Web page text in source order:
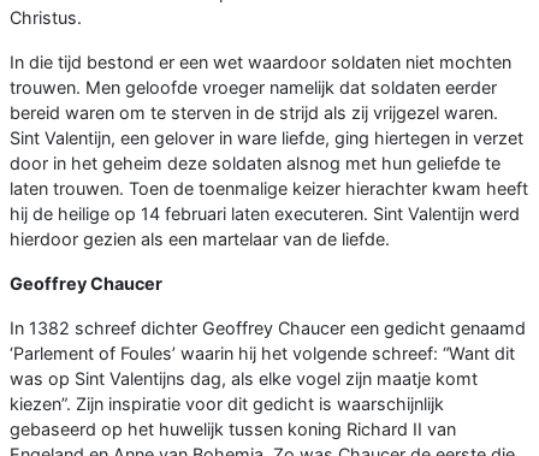
Christus.
In die tijd bestond er een wet waardoor soldaten niet mochten
trouwen. Men geloofde vroeger namelijk dat soldaten eerder
bereid waren om te sterven in de strijd als zij vrijgezel waren.
Sint Valentijn, een gelover in ware liefde, ging hiertegen in verzet
door in het geheim deze soldaten alsnog met hun geliefde te
laten trouwen. Toen de toenmalige keizer hierachter kwam heeft
hij de heilige op 14 februari laten executeren. Sint Valentijn werd
hierdoor gezien als een martelaar van de liefde.
Geoffrey Chaucer
In 1382 schreef dichter Geoffrey Chaucer een gedicht genaamd
‘Parlement of Foules’ waarin hij het volgende schreef: “Want dit
was op Sint Valentijns dag, als elke vogel zijn maatje komt
kiezen”. Zijn inspiratie voor dit gedicht is waarschijnlijk
gebaseerd op het huwelijk tussen koning Richard II van